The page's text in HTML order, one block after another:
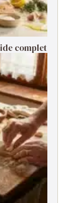
complet